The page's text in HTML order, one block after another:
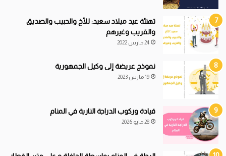
تهنئة عيد ميلاد سعيد: للأخ والحبيب والصديق
والقريب وغيرهم
24 مارس 2022
نموذج عريضة إلى وكيل الجمهورية
19 مارس 2023
قيادةوركوب الدراجة النارية في المنام
28 مايو 2026